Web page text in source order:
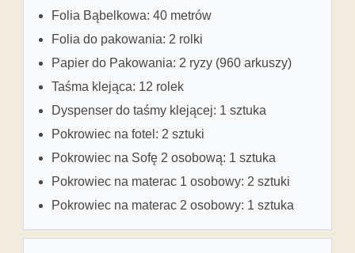
Folia Bąbelkowa: 40 metrów
Folia do pakowania: 2 rolki
Papier do Pakowania: 2 ryzy (960 arkuszy)
Taśma klejąca: 12 rolek
Dyspenser do taśmy klejącej: 1 sztuka
Pokrowiec na fotel: 2 sztuki
Pokrowiec na Sofę 2 osobową: 1 sztuka
Pokrowiec na materac 1 osobowy: 2 sztuki
Pokrowiec na materac 2 osobowy: 1 sztuka